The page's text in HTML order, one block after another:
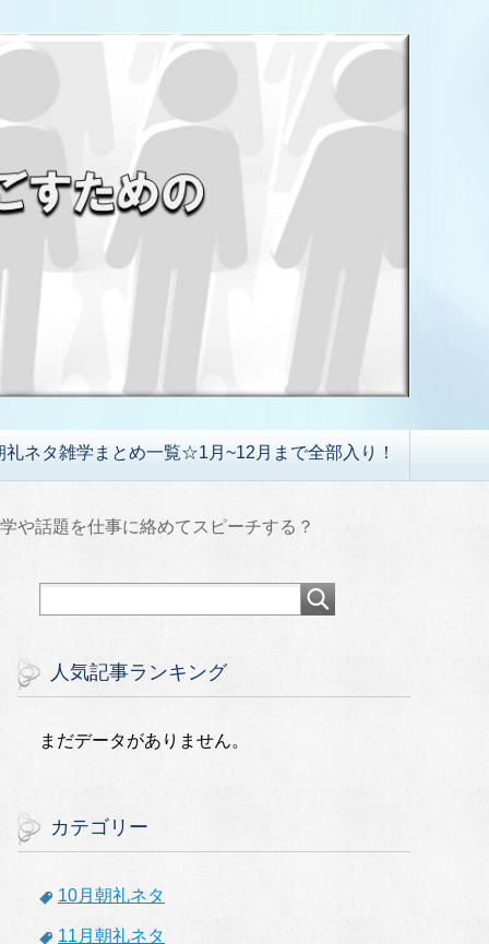
礼ネタ雑学まとめ一覧☆1月~12月まで全部入り！
や話題を仕事に絡めてスピーチする？
人気記事ランキング
まだデータがありません。
カテゴリー
10月朝礼ネタ
11月朝礼ネタ